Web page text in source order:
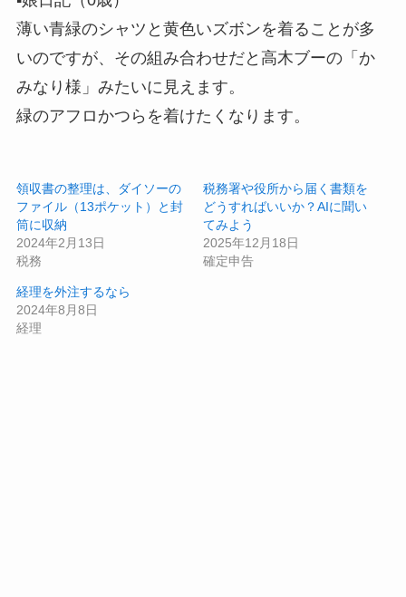
薄い青緑のシャツと黄色いズボンを着ることが多
いのですが、その組み合わせだと高木ブーの「か
みなり様」みたいに見えます。
緑のアフロかつらを着けたくなります。
領収書の整理は、ダイソーの
ファイル（13ポケット）と封
筒に収納
2024年2月13日
税務
税務署や役所から届く書類を
どうすればいいか？AIに聞い
てみよう
2025年12月18日
確定申告
経理を外注するなら
2024年8月8日
経理